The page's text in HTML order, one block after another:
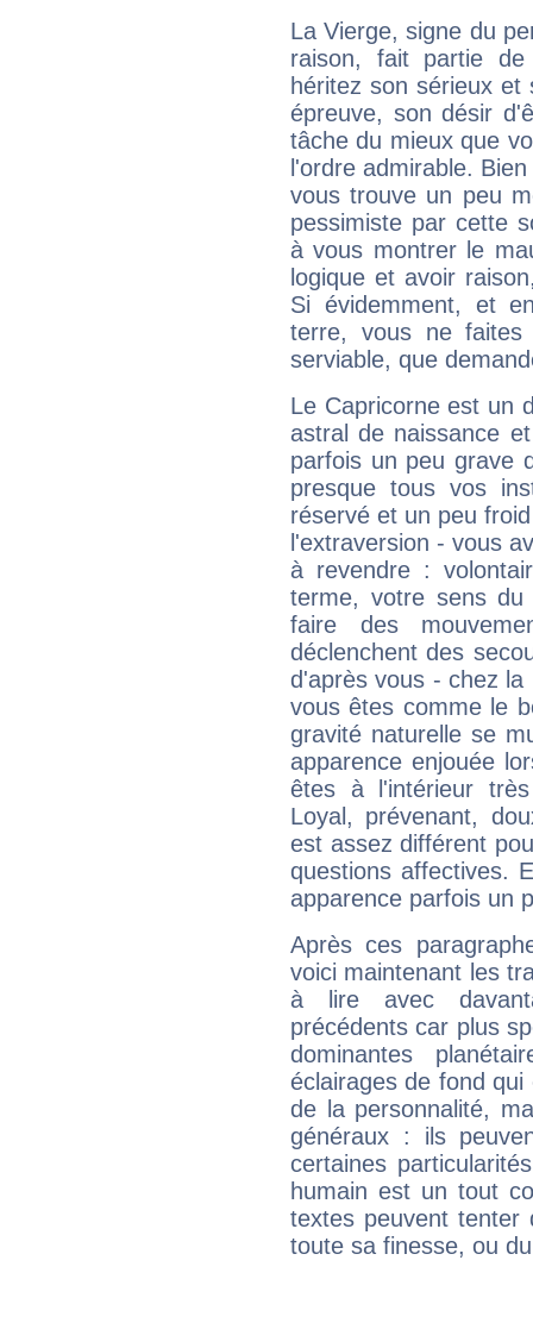
La Vierge, signe du
raison, fait partie
héritez son sérieux
épreuve, son désir
tâche du mieux que
l'ordre admirable.
vous trouve un peu
pessimiste par cette
à vous montrer le
logique et avoir
Si évidemment, et
terre, vous ne
serviable, que
Le Capricorne est un
astral de naissance
parfois un peu grave
presque tous vos
réservé et un peu
l'extraversion - vous
à revendre :
terme, votre sens
faire des
déclenchent des
d'après vous - chez
vous êtes comme le
gravité naturelle se
apparence enjouée
êtes à l'intérieur
Loyal, prévenant,
est assez différent
questions affectives.
apparence parfois un
Après ces
voici maintenant les
à lire avec
précédents car plus
dominantes
éclairages de fond
de la personnalité,
généraux : ils
certaines
humain est un tout
textes peuvent tenter
toute sa finesse, ou